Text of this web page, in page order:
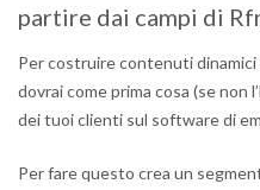
partire dai campi di
Per costruire contenuti dinamici
dovrai come prima cosa (se non
dei tuoi clienti sul software di
Per fare questo crea un